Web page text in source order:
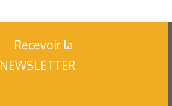
Recevoir la
NEWSLETTER